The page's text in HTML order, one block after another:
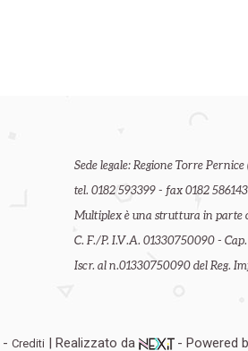
Sede legale: Regione Torre
tel. 0182 593399 - fax 0182
Multiplex è una struttura in parte
C. F./P. I.V.A. 01330750090 -
Iscr. al n.01330750090 del Reg.
-Crediti | Realizzato da - Powered